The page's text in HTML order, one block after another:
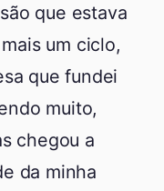
que estava
um ciclo,
que fundei
muito,
chegou a
da minha